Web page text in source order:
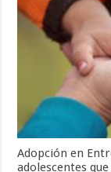
Adopción en
adolescentes